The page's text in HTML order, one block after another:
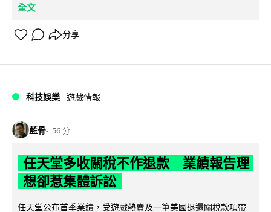
全文
分享
科技娛樂 遊戲情報
藍骨 56 分
任天堂多收關稅不作退款 業績報告理
想卻惹集體訴訟
任天堂公布首季業績，受遊戲熱賣及一筆美國退還關稅款項帶